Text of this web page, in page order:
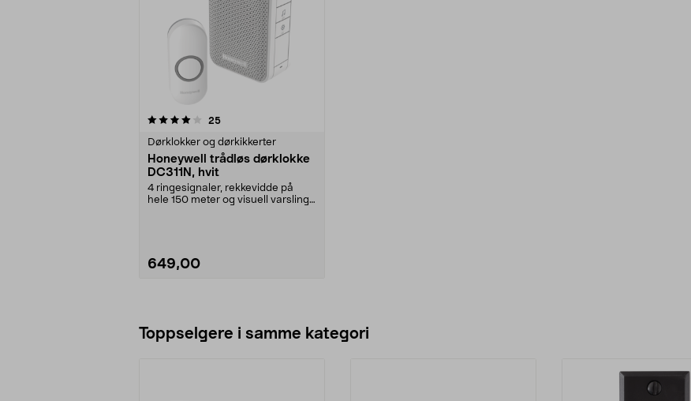
25anmeldelser
Dørklokker og dørkikkerter
Honeywell trådløs dørklokke
DC311N, hvit
4 ringesignaler, rekkevidde på
hele 150 meter og visuell varsling
649,00
Toppselgere i samme kategori